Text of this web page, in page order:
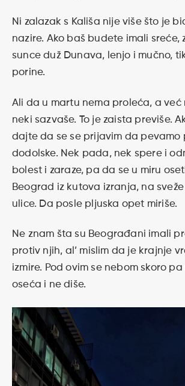
Ni zalazak s Kališa nije više što je
nazire. Ako baš budete imali sreće,
sunce duž Dunava, lenjo i mučno,
porine.
Ali da u martu nema proleća, a već
neki sazvaše. To je zaista previše.
dajte da se se prijavim da pevamo
dodolske. Nek pada, nek spere i
bolest i zaraze, pa da se u miru
Beograd iz kutova izranja, na
ulice. Da posle pljuska opet miriše.
Ne znam šta su Beograđani imali
protiv njih, al’ mislim da je krajnje
izmire. Pod ovim se nebom skoro
oseća i ne diše.